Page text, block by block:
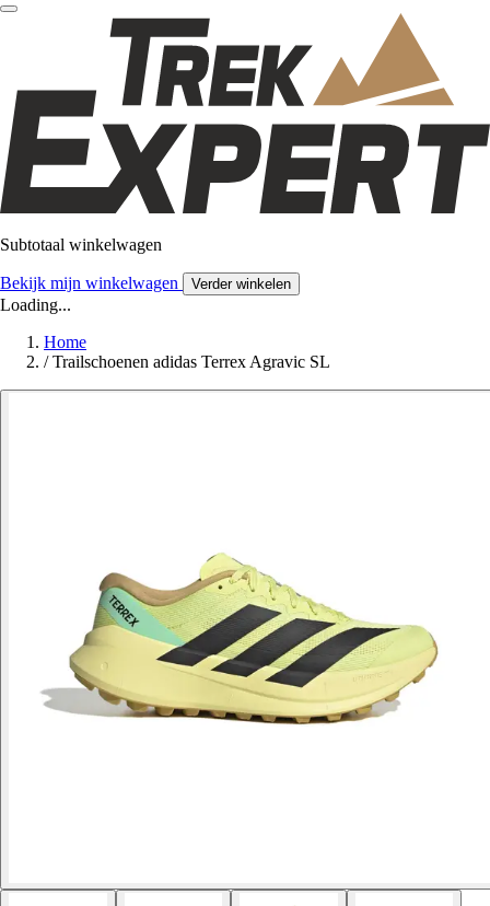
Subtotaal winkelwagen
Bekijk mijn winkelwagen Verder winkelen
Loading...
Home
/ Trailschoenen adidas Terrex Agravic SL